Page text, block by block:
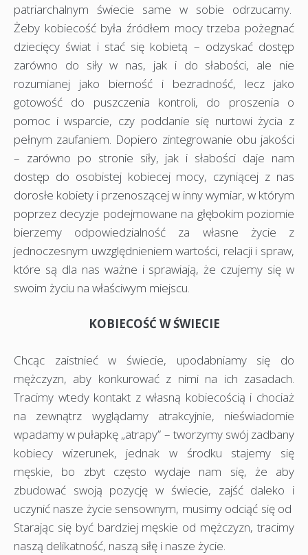
patriarchalnym świecie same w sobie odrzucamy.
Żeby kobiecość była źródłem mocy trzeba pożegnać
dziecięcy świat i stać się kobietą – odzyskać dostęp
zarówno do siły w nas, jak i do słabości, ale nie
rozumianej jako bierność i bezradność, lecz jako
gotowość do puszczenia kontroli, do proszenia o
pomoc i wsparcie, czy poddanie się nurtowi życia z
pełnym zaufaniem. Dopiero zintegrowanie obu jakości
– zarówno po stronie siły, jak i słabości daje nam
dostęp do osobistej kobiecej mocy, czyniącej z nas
dorosłe kobiety i przenoszącej w inny wymiar, w którym
poprzez decyzje podejmowane na głębokim poziomie
bierzemy odpowiedzialność za własne życie z
jednoczesnym uwzględnieniem wartości, relacji i spraw,
które są dla nas ważne i sprawiają, że czujemy się w
swoim życiu na właściwym miejscu.
KOBIECOŚĆ W ŚWIECIE
Chcąc zaistnieć w świecie, upodabniamy się do
mężczyzn, aby konkurować z nimi na ich zasadach.
Tracimy wtedy kontakt z własną kobiecością i chociaż
na zewnątrz wyglądamy atrakcyjnie, nieświadomie
wpadamy w pułapkę „atrapy” – tworzymy swój zadbany
kobiecy wizerunek, jednak w środku stajemy się
męskie, bo zbyt często wydaje nam się, że aby
zbudować swoją pozycję w świecie, zajść daleko i
uczynić nasze życie sensownym, musimy odciąć się od
Starając się być bardziej męskie od mężczyzn, tracimy
naszą delikatność, naszą siłę i nasze życie.